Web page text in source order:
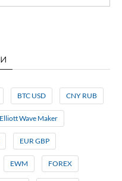
BTC USD CNY RUB
Elliott Wave Maker
EUR GBP
EWM FOREX